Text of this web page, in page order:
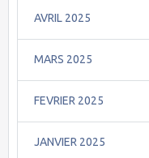
AVRIL 2025
MARS 2025
FEVRIER 2025
JANVIER 2025